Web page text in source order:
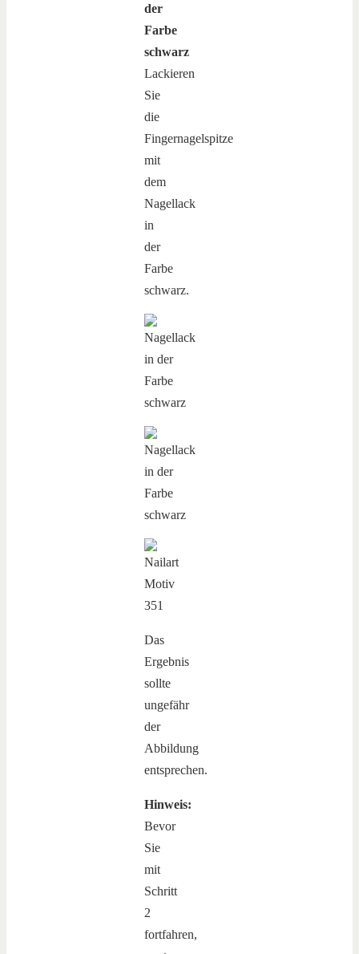
der
Farbe
schwarz
Lackieren
Sie
die
Fingernagelspitze
mit
dem
Nagellack
in
der
Farbe
schwarz.
Das
Ergebnis
sollte
ungefähr
der
Abbildung
entsprechen.
Hinweis:
Bevor
Sie
mit
Schritt
2
fortfahren,